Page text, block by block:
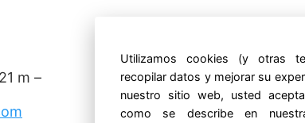
m –
Utilizamos cookies (y otras
recopilar datos y mejorar su
nuestro sitio web, usted
como se describe en